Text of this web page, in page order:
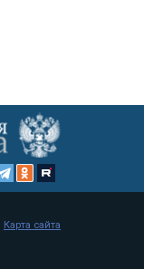
Карта сайта